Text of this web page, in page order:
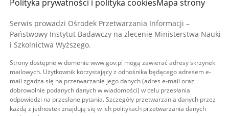
Polityka prywatności i polityka cookiesMapa strony
Serwis prowadzi Ośrodek Przetwarzania Informacji –
Państwowy Instytut Badawczy na zlecenie Ministerstwa Nauki
i Szkolnictwa Wyższego.
Strony dostępne w domenie www.gov.pl mogą zawierać adresy skrzynek
mailowych. Użytkownik korzystający z odnośnika będącego adresem e-
mail zgadza się na przetwarzanie jego danych (adres e-mail oraz
dobrowolnie podanych danych w wiadomości) w celu przesłania
odpowiedzi na przesłane pytania. Szczegóły przetwarzania danych przez
każdą z jednostek znajdują się w ich politykach przetwarzania danych